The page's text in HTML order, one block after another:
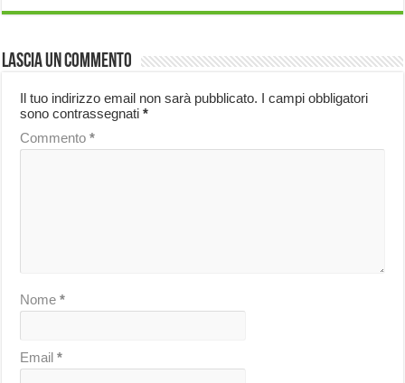
Lascia un commento
Il tuo indirizzo email non sarà pubblicato. I campi obbligatori
sono contrassegnati*
Commento*
Nome*
Email*